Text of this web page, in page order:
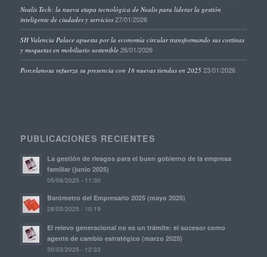
Nealis Tech: la nueva etapa tecnológica de Nealis para liderar la gestión
inteligente de ciudades y servicios 27/01/2026
SH Valencia Palace apuesta por la economía circular transformando sus cortinas
y moquetas en mobiliario sostenible 26/01/2026
Porcelanosa refuerza su presencia con 18 nuevas tiendas en 2025 23/01/2026
PUBLICACIONES RECIENTES
La gestión de riesgos para el buen gobierno de la empresa
familiar (junio 2025)
05/06/2025 - 11:30
Barómetro del Empresario 2025 (mayo 2025)
28/05/2025 - 10:19
El relevo generacional no es un trámite: el sucesor como
agente de cambio estratégico (marzo 2025)
30/03/2025 - 12:33